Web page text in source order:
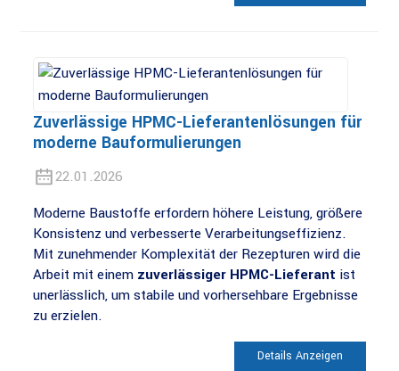
Zuverlässige HPMC-Lieferantenlösungen für
moderne Bauformulierungen
22.01.2026
Moderne Baustoffe erfordern höhere Leistung, größere
Konsistenz und verbesserte Verarbeitungseffizienz.
Mit zunehmender Komplexität der Rezepturen wird die
Arbeit mit einem zuverlässiger HPMC-Lieferant ist
unerlässlich, um stabile und vorhersehbare Ergebnisse
zu erzielen.
Details Anzeigen